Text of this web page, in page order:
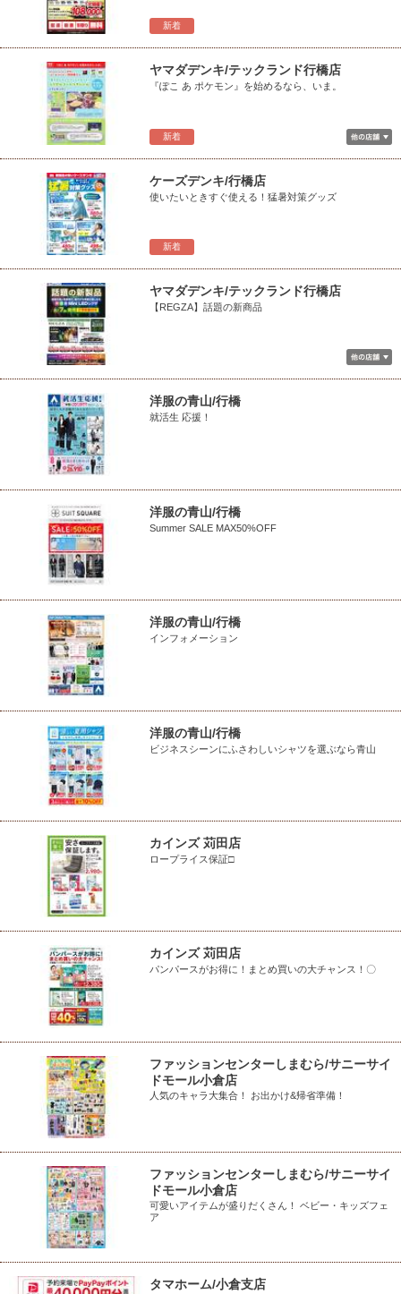
新着
新着
ヤマダデンキ/テックランド行橋店
『ぽこ あ ポケモン』を始めるなら、いま。
新着
ケーズデンキ/行橋店
使いたいときすぐ使える！猛暑対策グッズ
ヤマダデンキ/テックランド行橋店
【REGZA】話題の新商品
洋服の青山/行橋
就活生 応援！
洋服の青山/行橋
Summer SALE MAX50%OFF
洋服の青山/行橋
インフォメーション
洋服の青山/行橋
ビジネスシーンにふさわしいシャツを選ぶなら青山
カインズ 苅田店
ロープライス保証□
カインズ 苅田店
パンパースがお得に！まとめ買いの大チャンス！〇
ファッションセンターしまむら/サニーサイ
ドモール小倉店
人気のキャラ大集合！ お出かけ&帰省準備！
ファッションセンターしまむら/サニーサイ
ドモール小倉店
可愛いアイテムが盛りだくさん！ ベビー・キッズフェ
ア
タマホーム/小倉支店